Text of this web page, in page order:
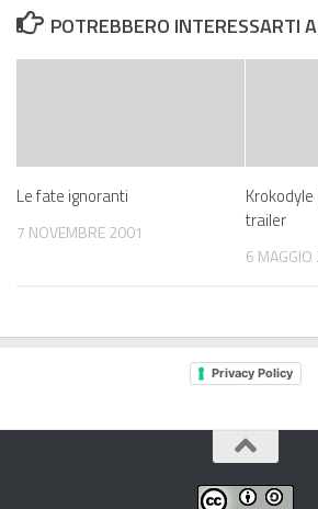
POTREBBERO INTERESSARTI
Le fate ignoranti
7 NOVEMBRE 2001
trailer
6
Privacy Policy